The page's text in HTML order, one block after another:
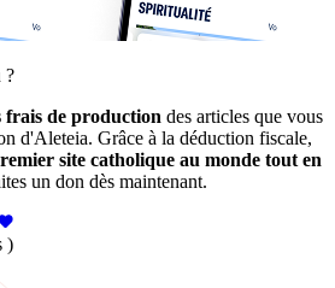
?
frais de production des articles que vous
d'Aleteia. Grâce à la déduction fiscale,
site catholique au monde tout en
un don dès maintenant.
)